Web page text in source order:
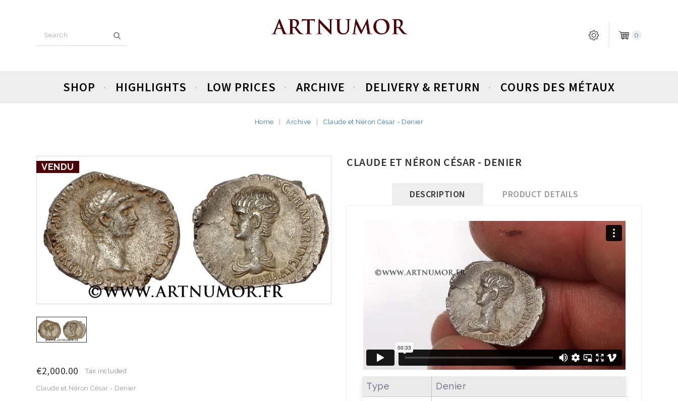
0
SHOP HIGHLIGHTS LOW PRICES ARCHIVE DELIVERY & RETURN COURS DES MÉTAUX
Home Archive Claude et Néron César - Denier
VENDU
€2,000.00 Tax included
Claude et Néron César - Denier
CLAUDE ET NÉRON CÉSAR - DENIER
DESCRIPTION PRODUCT DETAILS
Type
Denier